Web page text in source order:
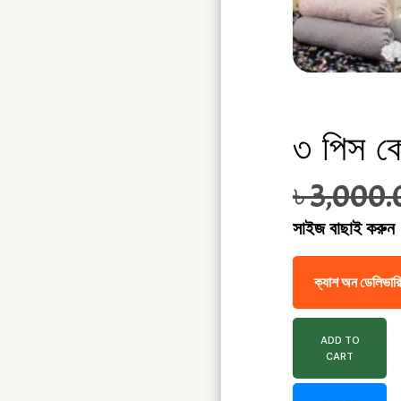
৩ পিস
৳
সাইজ বাছাই করুন
ক্যাশ অন
ADD TO
CART